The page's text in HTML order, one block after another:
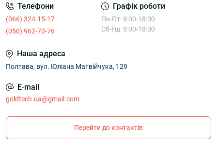
Телефони
(066) 324-15-17
(050) 962-70-76
Графік роботи
Пн-Пт: 9:00-18:00
Сб-Нд: 9:00-18:00
Наша адреса
Полтава, вул. Юліана Матвійчука, 129
E-mail
goldtech.ua@gmail.com
Перейти до контактів